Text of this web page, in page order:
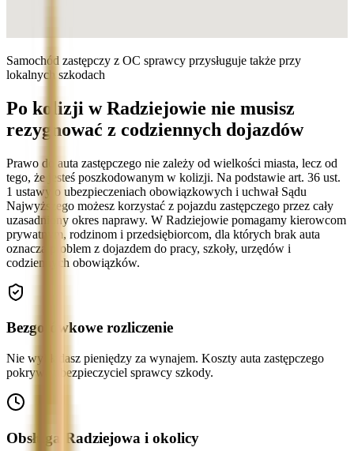
Samochód zastępczy z OC sprawcy przysługuje także przy
lokalnych szkodach
Po kolizji w Radziejowie nie musisz
rezygnować z codziennych dojazdów
Prawo do auta zastępczego nie zależy od wielkości miasta, lecz od
tego, że jesteś poszkodowanym w kolizji. Na podstawie art. 36 ust.
1 ustawy o ubezpieczeniach obowiązkowych i uchwał Sądu
Najwyższego możesz korzystać z pojazdu zastępczego przez cały
uzasadniony okres naprawy. W Radziejowie pomagamy kierowcom
prywatnym, rodzinom i przedsiębiorcom, dla których brak auta
oznacza problem z dojazdem do pracy, szkoły, urzędów i
codziennych obowiązków.
Bezgotówkowe rozliczenie
Nie wykładasz pieniędzy za wynajem. Koszty auta zastępczego
pokrywa ubezpieczyciel sprawcy szkody.
Obsługa Radziejowa i okolicy